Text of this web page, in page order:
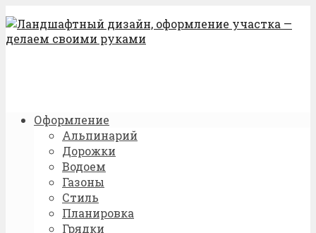
Оформление
Альпинарий
Дорожки
Водоем
Газоны
Стиль
Планировка
Грядки